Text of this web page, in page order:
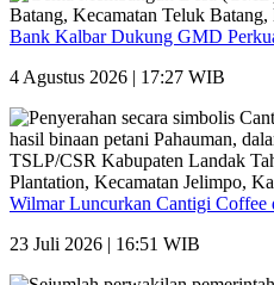
Bank Kalbar Dukung GMD
4 Agustus 2026 | 17:27 WIB
Wilmar Luncurkan Cantigi Coffee
23 Juli 2026 | 16:51 WIB